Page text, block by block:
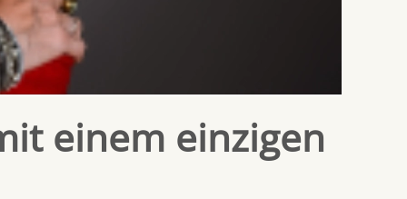
einem einzigen